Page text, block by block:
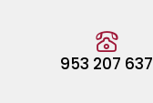
953 207 637